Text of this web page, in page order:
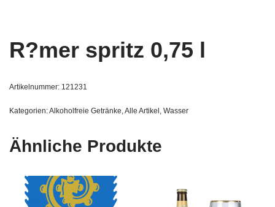
R?mer spritz 0,75 l
Artikelnummer: 121231
Kategorien:Alkoholfreie Getränke,Alle Artikel , Wasser
Ähnliche Produkte